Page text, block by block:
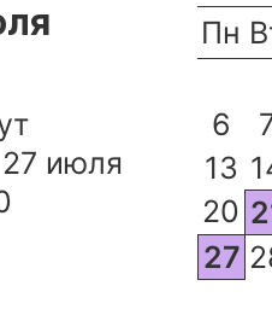
июля
Пн
6
13
20
27